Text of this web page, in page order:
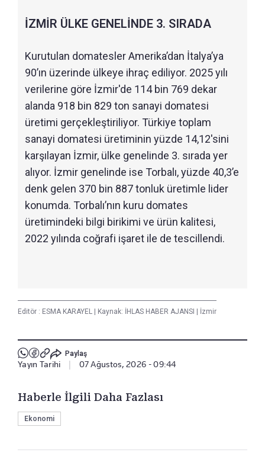
İZMİR ÜLKE GENELİNDE 3. SIRADA
Kurutulan domatesler Amerika’dan İtalya’ya
90’ın üzerinde ülkeye ihraç ediliyor. 2025 yılı
verilerine göre İzmir'de 114 bin 769 dekar
alanda 918 bin 829 ton sanayi domatesi
üretimi gerçekleştiriliyor. Türkiye toplam
sanayi domatesi üretiminin yüzde 14,12'sini
karşılayan İzmir, ülke genelinde 3. sırada yer
alıyor. İzmir genelinde ise Torbalı, yüzde 40,3’e
denk gelen 370 bin 887 tonluk üretimle lider
konumda. Torbalı’nın kuru domates
üretimindeki bilgi birikimi ve ürün kalitesi,
2022 yılında coğrafi işaret ile de tescillendi.
Editör : ESMA KARAYEL | Kaynak: İHLAS HABER AJANSI | İzmir
Paylaş
Yayın Tarihi | 07 Ağustos, 2026 - 09:44
Haberle İlgili Daha Fazlası
Ekonomi